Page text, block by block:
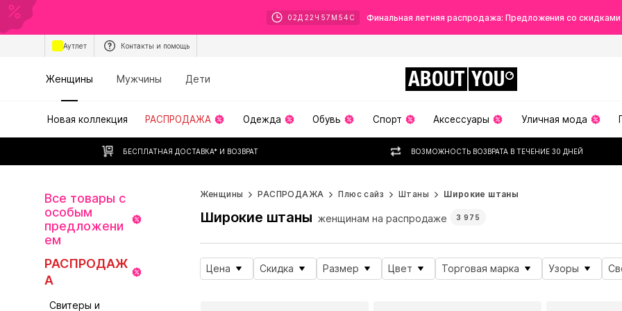
02 Д 22 Ч 57 М 52 С Финальная летняя распродажа: Предложения со
Аутлет Контакты и помощь
Женщины Мужчины Дети ABOUT YOU
Новая коллекция РАСПРОДАЖА Одежда Обувь Спорт Аксессуары Уличная мода
БЕСПЛАТНАЯ ДОСТАВКА* И ВОЗВРАТ ВОЗМОЖНОСТЬ ВОЗВРАТА В ТЕЧЕНИЕ 30 ДНЕЙ
Все товары с
особым
предложени
ем
РАСПРОДАЖ
А
Свитеры и
Женщины РАСПРОДАЖА Плюс сайз Штаны Широкие штаны
Широкие штаны женщинам на распродаже 3 975
Цена Скидка Размер Цвет Торговая марка Узоры